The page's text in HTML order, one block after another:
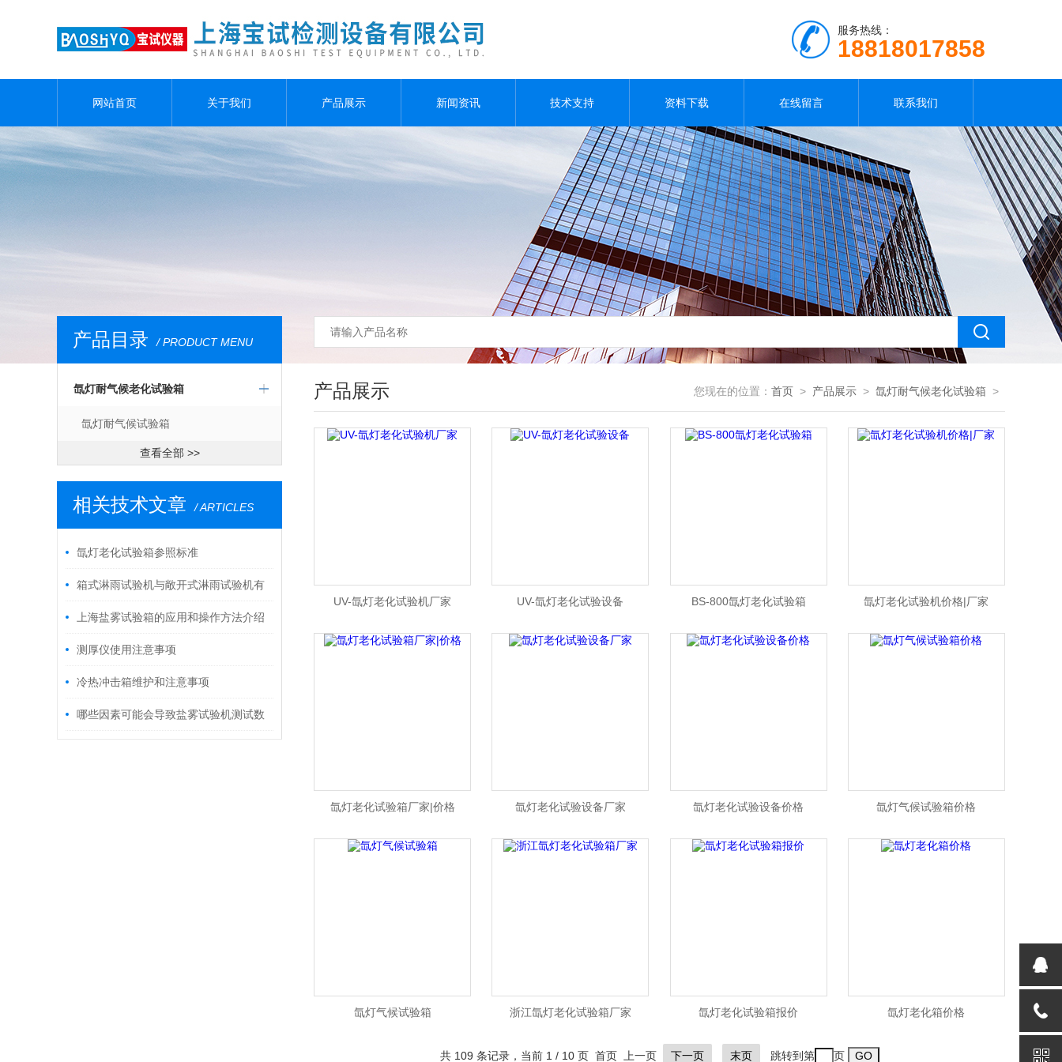
服务热线：
18818017858
网站首页 关于我们 产品展示 新闻资讯 技术支持 资料下载 在线留言 联系我们
产品目录 / PRODUCT MENU
氙灯耐气候老化试验箱
氙灯耐气候试验箱
查看全部 >>
相关技术文章 / ARTICLES
氙灯老化试验箱参照标准
箱式淋雨试验机与敞开式淋雨试验机有
哪些区别？
上海盐雾试验箱的应用和操作方法介绍
测厚仪使用注意事项
冷热冲击箱维护和注意事项
哪些因素可能会导致盐雾试验机测试数
产品展示 您现在的位置： 首页 > 产品展示 > 氙灯耐气候老化试验箱 >
UV-氙灯老化试验机厂家 UV-氙灯老化试验设备 BS-800氙灯老化试验箱 氙灯老化试验机价格|厂家
氙灯老化试验箱厂家|价格 氙灯老化试验设备厂家 氙灯老化试验设备价格 氙灯气候试验箱价格
氙灯气候试验箱 浙江氙灯老化试验箱厂家 氙灯老化试验箱报价 氙灯老化箱价格
共 109 条记录，当前 1 / 10 页 首页 上一页 下一页 末页 跳转到第 页